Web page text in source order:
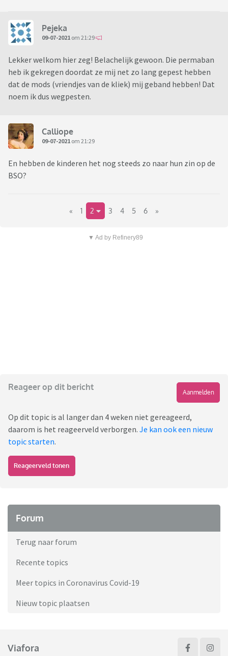
Pejeka
09-07-2021 om 21:29
Lekker welkom hier zeg! Belachelijk gewoon. Die permaban
heb ik gekregen doordat ze mij net zo lang gepest hebben
dat de mods (vriendjes van de kliek) mij geband hebben! Dat
noem ik dus wegpesten.
Calliope
09-07-2021 om 21:29
En hebben de kinderen het nog steeds zo naar hun zin op de
BSO?
« 1 2 3 4 5 6 »
▼ Ad by Refinery89
Reageer op dit bericht
Aanmelden
Op dit topic is al langer dan 4 weken niet gereageerd,
daarom is het reageerveld verborgen. Je kan ook een nieuw
topic starten.
Reageerveld tonen
Forum
Terug naar forum
Recente topics
Meer topics in Coronavirus Covid-19
Nieuw topic plaatsen
Viafora